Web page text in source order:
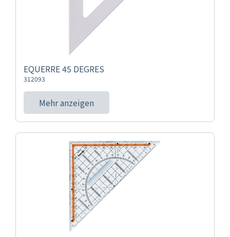
EQUERRE 45 DEGRES
312093
Mehr anzeigen